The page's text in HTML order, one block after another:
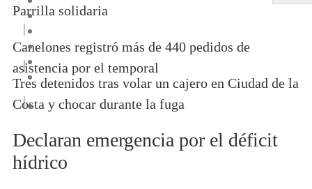
Parrilla solidaria
|
Canelones registró más de 440 pedidos de
asistencia por el temporal
|
Tres detenidos tras volar un cajero en Ciudad de la
Costa y chocar durante la fuga
|
Declaran emergencia por el déficit
hídrico